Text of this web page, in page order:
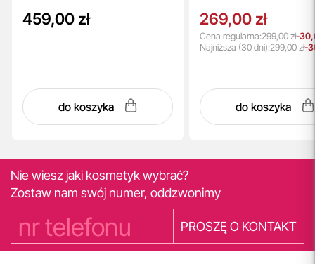
459,00 zł
do koszyka
269,00 zł
Cena regularna:299,00 zł-
Najniższa (30 dni):299,00 zł-
do koszyka
Nie wiesz jaki kosmetyk wybrać?
Zostaw nam swój numer, oddzwonimy
PROSZĘ O KONTAKT